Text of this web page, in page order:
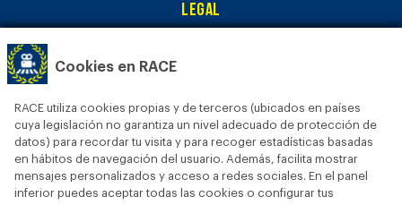
Cookies en RACE
RACE utiliza cookies propias y de terceros (ubicados en países
cuya legislación no garantiza un nivel adecuado de protección de
datos) para recordar tu visita y para recoger estadísticas basadas
en hábitos de navegación del usuario. Además, facilita mostrar
mensajes personalizados y acceso a redes sociales. En el panel
inferior puedes aceptar todas las cookies o configurar tus
Legal
Política de privacidad
Bases legales